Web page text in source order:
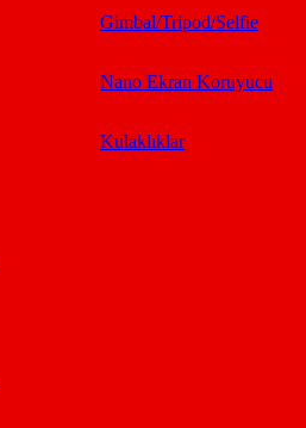
Gimbal/Tripod/Selfie
Nano Ekran Koruyucu
Kulaklıklar